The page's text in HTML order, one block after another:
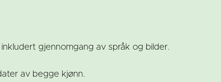
gjennomgang av språk og bilder.
av begge kjønn.